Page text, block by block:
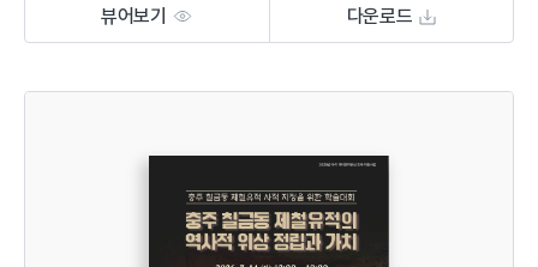
뷰어보기 다운로드